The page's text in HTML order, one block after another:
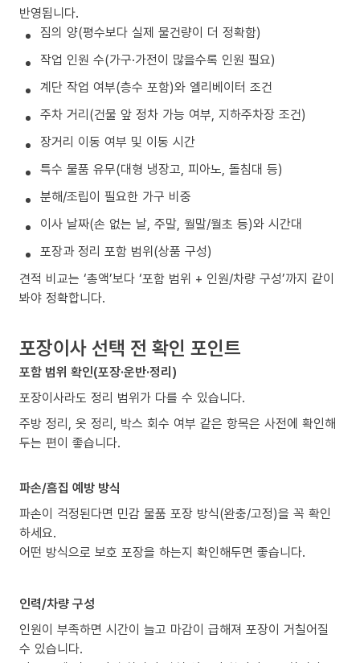
반영됩니다.
짐의 양(평수보다 실제 물건량이 더 정확함)
작업 인원 수(가구·가전이 많을수록 인원 필요)
계단 작업 여부(층수 포함)와 엘리베이터 조건
주차 거리(건물 앞 정차 가능 여부, 지하주차장 조건)
장거리 이동 여부 및 이동 시간
특수 물품 유무(대형 냉장고, 피아노, 돌침대 등)
분해/조립이 필요한 가구 비중
이사 날짜(손 없는 날, 주말, 월말/월초 등)와 시간대
포장과 정리 포함 범위(상품 구성)
견적 비교는 ‘총액’보다 ‘포함 범위 + 인원/차량 구성’까지 같이
봐야 정확합니다.
포장이사 선택 전 확인 포인트
포함 범위 확인(포장·운반·정리)
포장이사라도 정리 범위가 다를 수 있습니다.
주방 정리, 옷 정리, 박스 회수 여부 같은 항목은 사전에 확인해
두는 편이 좋습니다.
파손/흠집 예방 방식
파손이 걱정된다면 민감 물품 포장 방식(완충/고정)을 꼭 확인
하세요.
어떤 방식으로 보호 포장을 하는지 확인해두면 좋습니다.
인력/차량 구성
인원이 부족하면 시간이 늘고 마감이 급해져 포장이 거칠어질
수 있습니다.